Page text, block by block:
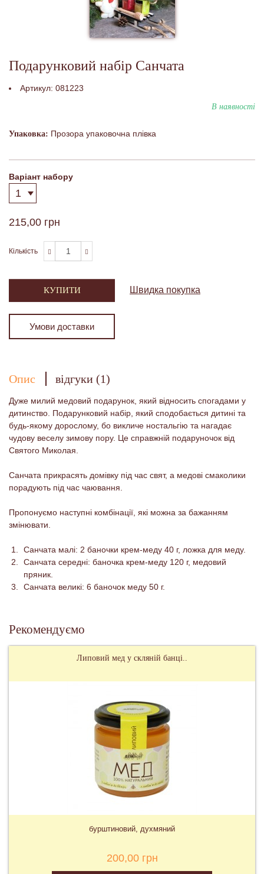
Подарунковий набір Санчата
Артикул: 081223
В наявності
Упаковка: Прозора упаковочна плівка
Варіант набору
215,00 грн
Кількість
КУПИТИ Швидка покупка
Умови доставки
Опис відгуки (1)
Дуже милий медовий подарунок, який відносить спогадами у
дитинство. Подарунковий набір, який сподобається дитині та
будь-якому дорослому, бо викличе ностальгію та нагадає
чудову веселу зимову пору. Це справжній подаруночок від
Святого Миколая.
Санчата прикрасять домівку під час свят, а медові смаколики
порадують під час чаювання.
Пропонуємо наступні комбінації, які можна за бажанням
змінювати.
Санчата малі: 2 баночки крем-меду 40 г, ложка для меду.
Санчата середні: баночка крем-меду 120 г, медовий
пряник.
Санчата великі: 6 баночок меду 50 г.
Рекомендуємо
Липовий мед у скляній банці..
бурштиновий, духмяний
200,00 грн